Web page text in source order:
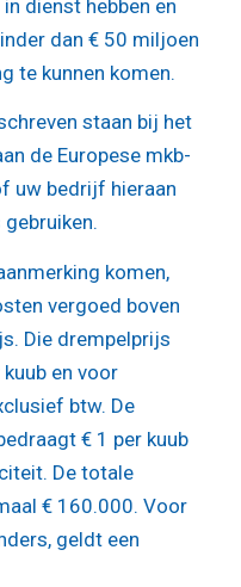
dienst hebben en
dan € 50 miljoen
te kunnen komen.
staan bij het
de Europese mkb-
uw bedrijf hieraan
gebruiken.
komen,
vergoed boven
Die drempelprijs
en voor
btw. De
€ 1 per kuub
De totale
€ 160.000. Voor
geldt een